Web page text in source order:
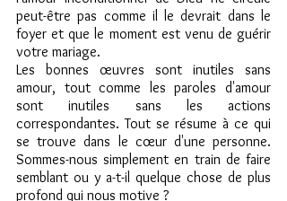
peut-être pas comme il le devrait dans le
foyer et que le moment est venu de guérir
votre mariage.
Les bonnes œuvres sont inutiles sans
amour, tout comme les paroles d'amour
sont inutiles sans les actions
correspondantes. Tout se résume à ce qui
se trouve dans le cœur d'une personne.
Sommes-nous simplement en train de faire
semblant ou y a-t-il quelque chose de plus
profond qui nous motive ?